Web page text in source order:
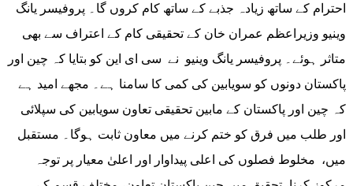
احترام کے ساتھ زیادہ جذبے کے ساتھ کام کروں گا۔ پروفیسر یانگ
وینیو وزیراعظم عمران خان کے تحقیقی کام کے اعتراف سے بھی
متاثر ہوئے۔ پروفیسر یانگ وینیو نے سی ای این کو بتایا کہ چین اور
پاکستان دونوں کو سویابین کی کمی کا سامنا ہے۔ مجھے امید ہے
کہ چین اور پاکستان کے مابین تحقیقی تعاون سویابین کی سپلائی
اور طلب میں فرق کو ختم کرنے میں معاون ثابت ہوگا۔ مستقبل
میں، مخلوط فصلوں کی اعلی پیداوار اور اعلیٰ معیار پر توجہ